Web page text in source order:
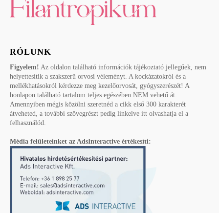
RÓLUNK
Figyelem! Az oldalon található információk tájékoztató jellegűek, nem
helyettesítik a szakszerű orvosi véleményt. A kockázatokról és a
mellékhatásokról kérdezze meg kezelőorvosát, gyógyszerészét! A
honlapon található tartalom teljes egészében NEM vehető át.
Amennyiben mégis közölni szeretnéd a cikk első 300 karakterét
átveheted, a további szövegrészt pedig linkelve itt olvashatja el a
felhasználód.
Média felületeinket az AdsInteractive értékesíti: